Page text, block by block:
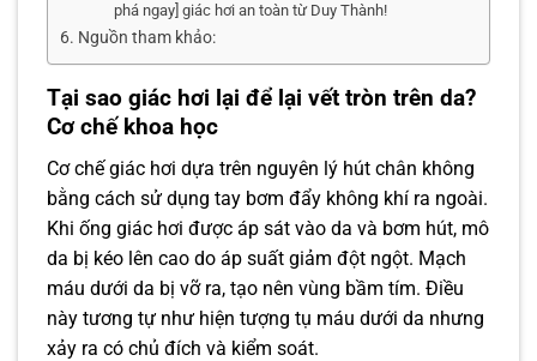
phá ngay] giác hơi an toàn từ Duy Thành!
Nguồn tham khảo:
Tại sao giác hơi lại để lại vết tròn trên da?
Cơ chế khoa học
Cơ chế giác hơi dựa trên nguyên lý hút chân không
bằng cách sử dụng tay bơm đẩy không khí ra ngoài.
Khi ống giác hơi được áp sát vào da và bơm hút, mô
da bị kéo lên cao do áp suất giảm đột ngột. Mạch
máu dưới da bị vỡ ra, tạo nên vùng bầm tím. Điều
này tương tự như hiện tượng tụ máu dưới da nhưng
xảy ra có chủ đích và kiểm soát.